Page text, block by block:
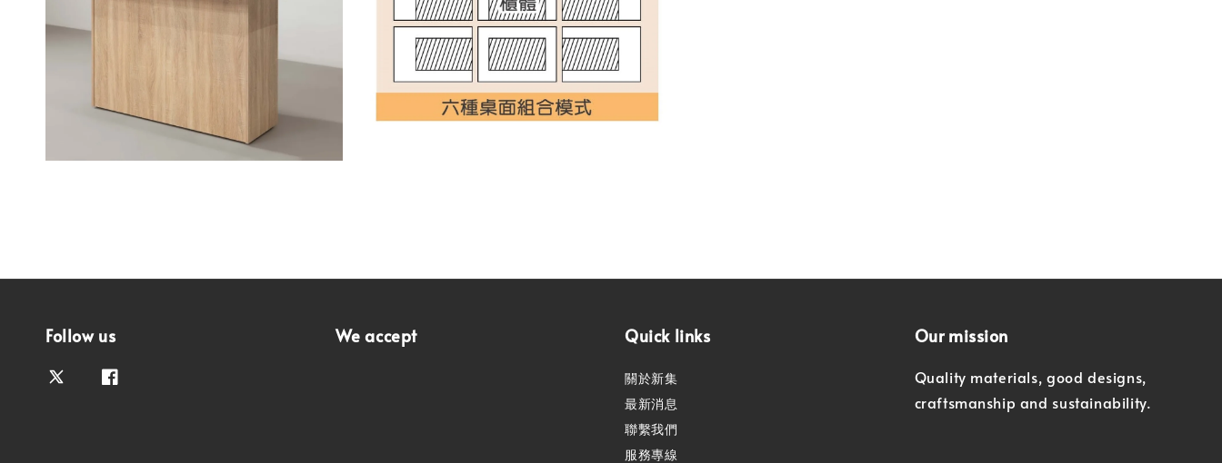
Follow us We accept Quick links
關於新集
最新消息
聯繫我們
服務專線
Our mission
Quality materials, good designs,
craftsmanship and sustainability.